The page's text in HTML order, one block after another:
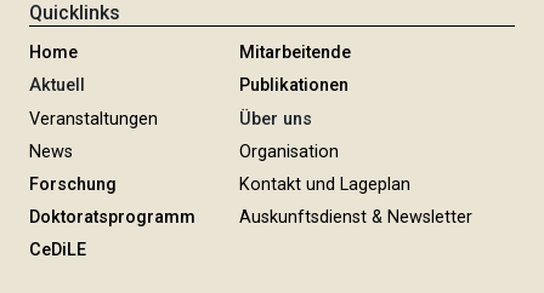
Quicklinks
Home
Aktuell
Veranstaltungen
News
Forschung
Doktoratsprogramm
CeDiLE
Mitarbeitende
Publikationen
Über uns
Organisation
Kontakt und Lageplan
Auskunftsdienst & Newsletter